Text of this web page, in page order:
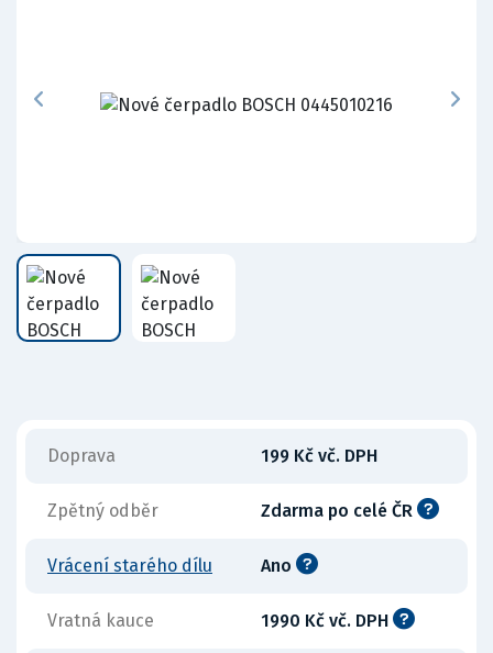
Doprava 199 Kč vč. DPH
Zpětný odběr Zdarma po celé ČR
Vrácení starého dílu Ano
Vratná kauce 1990 Kč vč. DPH